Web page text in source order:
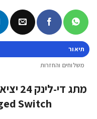
תיאור
משלוחים והחזרות
Switch